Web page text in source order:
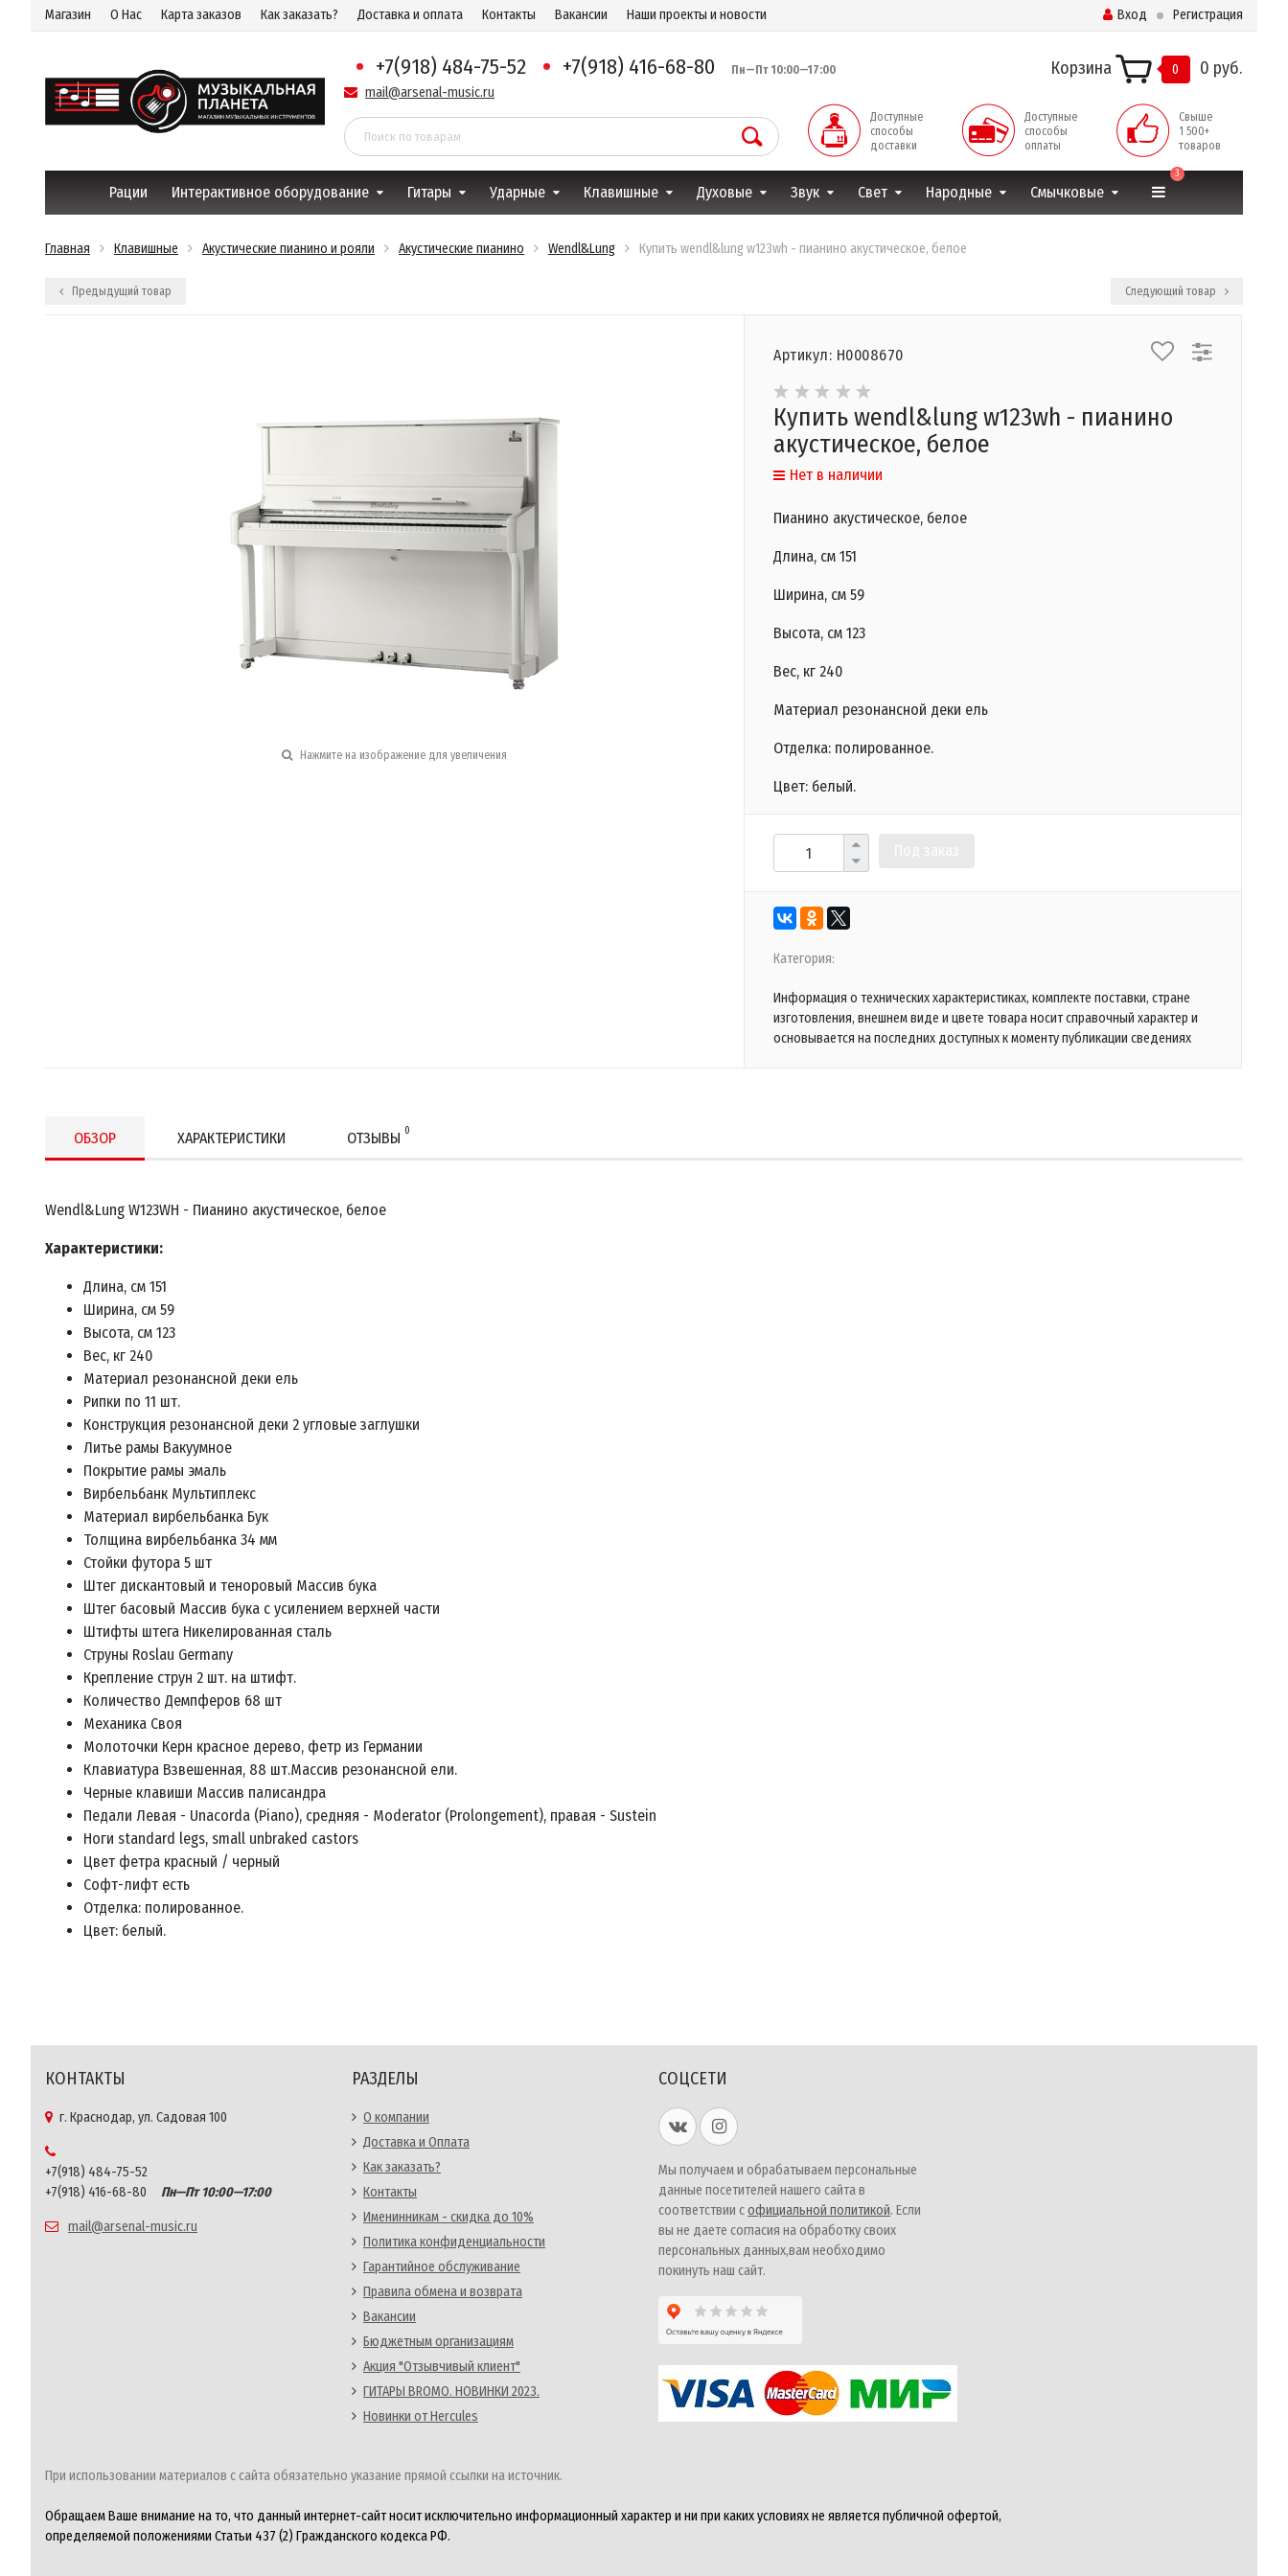
Магазин О Нас Карта заказов Как заказать? Доставка и оплата Контакты Вакансии Наши проекты и новости Вход Регистрация
+7(918) 484-75-52 +7(918) 416-68-80 Пн—Пт 10:00—17:00
mail@arsenal-music.ru
Корзина 0 0 руб.
Доступные
способы
доставки
Доступные
способы
оплаты
Свыше
1 500+
товаров
Рации Интерактивное оборудование Гитары Ударные Клавишные Духовые Звук Свет Народные Смычковые
3
Главная Клавишные Акустические пианино и рояли Акустические пианино Wendl&Lung Купить wendl&lung w123wh - пианино акустическое, белое
Предыдущий товар Следующий товар
Нажмите на изображение для увеличения
Артикул: Н0008670
Купить wendl&lung w123wh - пианино
акустическое, белое
Нет в наличии
Пианино акустическое, белое
Длина, см 151
Ширина, см 59
Высота, см 123
Вес, кг 240
Материал резонансной деки ель
Отделка: полированное.
Цвет: белый.
Категория:
Информация о технических характеристиках, комплекте поставки, стране
изготовления, внешнем виде и цвете товара носит справочный характер и
основывается на последних доступных к моменту публикации сведениях
ОБЗОР ХАРАКТЕРИСТИКИ ОТЗЫВЫ 0
Wendl&Lung W123WH - Пианино акустическое, белое
Характеристики:
Длина, см 151
Ширина, см 59
Высота, см 123
Вес, кг 240
Материал резонансной деки ель
Рипки по 11 шт.
Конструкция резонансной деки 2 угловые заглушки
Литье рамы Вакуумное
Покрытие рамы эмаль
Вирбельбанк Мультиплекс
Материал вирбельбанка Бук
Толщина вирбельбанка 34 мм
Стойки футора 5 шт
Штег дискантовый и теноровый Массив бука
Штег басовый Массив бука с усилением верхней части
Штифты штега Никелированная сталь
Струны Roslau Germany
Крепление струн 2 шт. на штифт.
Количество Демпферов 68 шт
Механика Своя
Молоточки Керн красное дерево, фетр из Германии
Клавиатура Взвешенная, 88 шт.Массив резонансной ели.
Черные клавиши Массив палисандра
Педали Левая - Unacorda (Piano), средняя - Moderator (Prolongement), правая - Sustein
Ноги standard legs, small unbraked castors
Цвет фетра красный / черный
Софт-лифт есть
Отделка: полированное.
Цвет: белый.
КОНТАКТЫ
г. Краснодар, ул. Садовая 100
+7(918) 484-75-52
+7(918) 416-68-80
Пн—Пт 10:00—17:00
mail@arsenal-music.ru
РАЗДЕЛЫ
О компании
Доставка и Оплата
Как заказать?
Контакты
Именинникам - скидка до 10%
Политика конфиденциальности
Гарантийное обслуживание
Правила обмена и возврата
Вакансии
Бюджетным организациям
Акция "Отзывчивый клиент"
ГИТАРЫ BROMO. НОВИНКИ 2023.
Новинки от Hercules
СОЦСЕТИ
Мы получаем и обрабатываем персональные
данные посетителей нашего сайта в
соответствии софициальной политикой. Если
вы не даете согласия на обработку своих
персональных данных,вам необходимо
покинуть наш сайт.
При использовании материалов с сайта обязательно указание прямой ссылки на источник.
Обращаем Ваше внимание на то, что данный интернет-сайт носит исключительно информационный характер и ни при каких условиях не является публичной офертой,
определяемой положениями Статьи 437 (2) Гражданского кодекса РФ.